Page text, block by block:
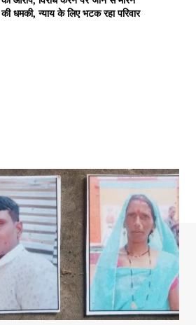
की धमकी, न्याय के लिए भटक रहा परिवार